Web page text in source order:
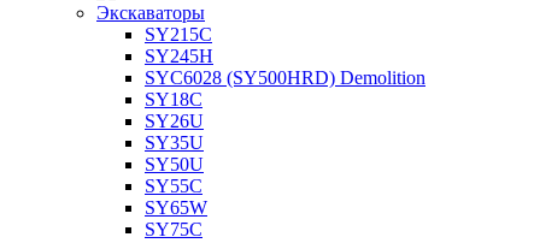
Экскаваторы
SY215C
SY245H
SYC6028 (SY500HRD) Demolition
SY18C
SY26U
SY35U
SY50U
SY55C
SY65W
SY75C